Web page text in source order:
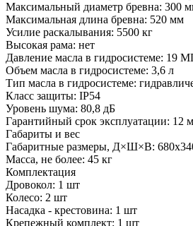
Максимальный диаметр бревна: 300
Максимальная длина бревна: 520 мм
Усилие раскалывания: 5500 кг
Высокая рама: нет
Давление масла в гидросистеме: 19
Объем масла в гидросистеме: 3,6 л
Тип масла в гидросистеме:
Класс защиты: IP54
Уровень шума: 80,8 дБ
Гарантийный срок эксплуатации: 12
Габариты и вес
Габаритные размеры, Д×Ш×В:
Масса, не более: 45 кг
Комплектация
Дровокол: 1 шт
Колесо: 2 шт
Насадка - крестовина: 1 шт
Крепежный комплект: 1 шт